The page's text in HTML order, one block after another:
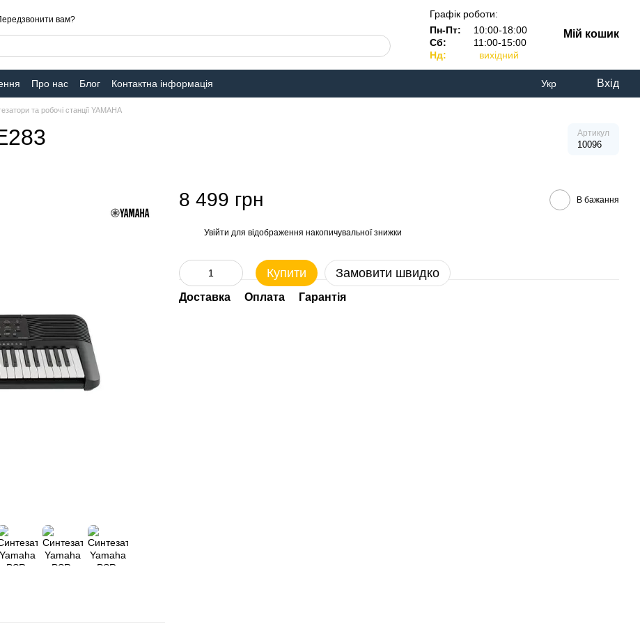
вам?
Графік роботи:
Пн-Пт:
10:00-18:00
Сб:
11:00-15:00
Нд:
вихідний
Мій кошик
Про нас Блог Контактна інформація Укр Вхід
та робочі станції YAMAHA
Артикул
10096
8 499 грн В бажання
Увійти для відображення накопичувальної знижки
Купити Замовити швидко
Доставка Оплата Гарантія